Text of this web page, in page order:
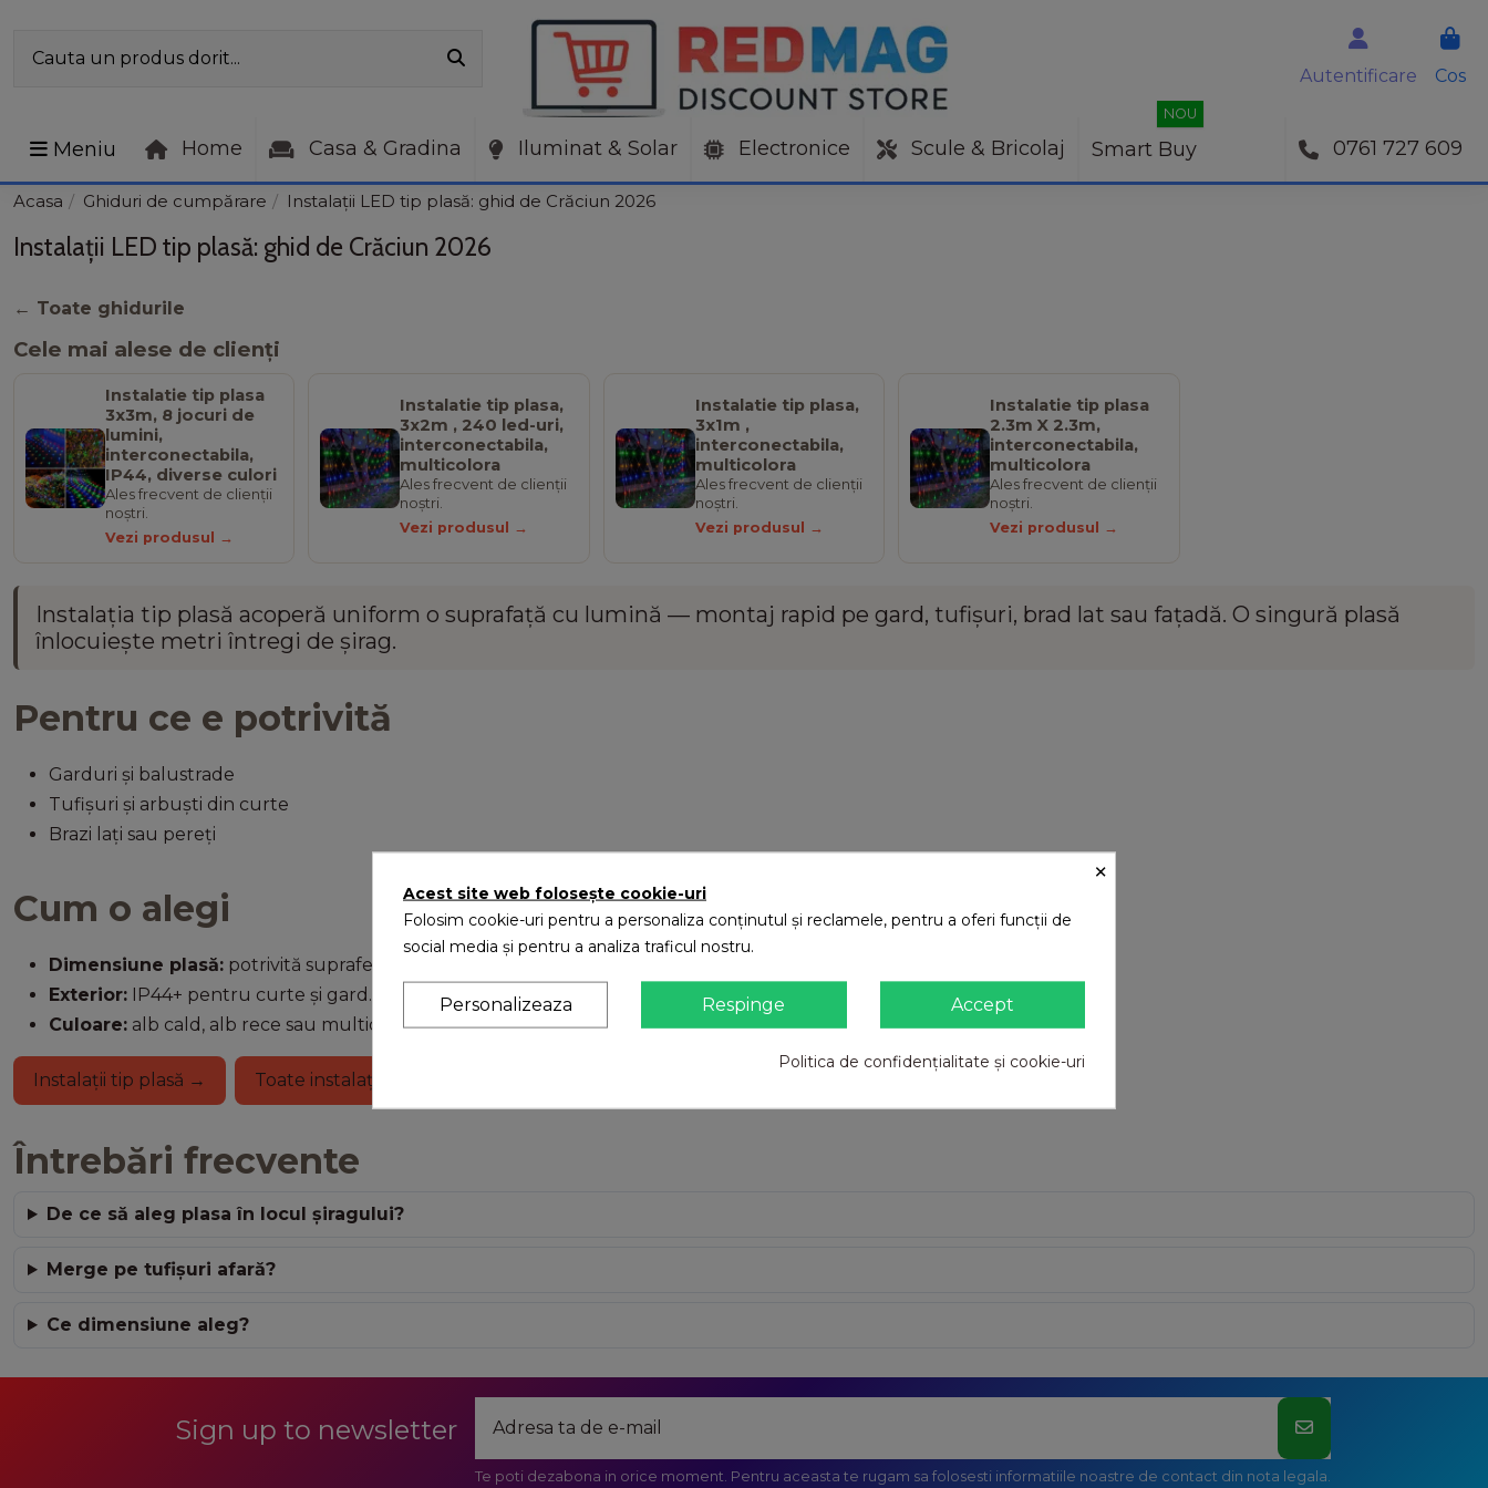
Autentificare Cos
Meniu Home Casa & Gradina Iluminat & Solar Electronice Scule & Bricolaj Smart Buy
NOU
0761 727 609
Acasa Ghiduri de cumpărare Instalații LED tip plasă: ghid de Crăciun 2026
Instalații LED tip plasă: ghid de Crăciun 2026
← Toate ghidurile
Cele mai alese de clienți
Instalatie tip plasa
3x3m, 8 jocuri de
lumini,
interconectabila,
IP44, diverse culori
Ales frecvent de clienții
noștri.
Vezi produsul →
Instalatie tip plasa,
3x2m , 240 led-uri,
interconectabila,
multicolora
Ales frecvent de clienții
noștri.
Vezi produsul →
Instalatie tip plasa,
3x1m ,
interconectabila,
multicolora
Ales frecvent de clienții
noștri.
Vezi produsul →
Instalatie tip plasa
2.3m X 2.3m,
interconectabila,
multicolora
Ales frecvent de clienții
noștri.
Vezi produsul →
Instalația tip plasă acoperă uniform o suprafață cu lumină — montaj rapid pe gard, tufișuri, brad lat sau fațadă. O singură plasă
înlocuiește metri întregi de șirag.
Pentru ce e potrivită
Garduri și balustrade
Tufișuri și arbuști din curte
Brazi lați sau pereți
Cum o alegi
Dimensiune plasă: potrivită suprafeței de acoperit.
Exterior: IP44+ pentru curte și gard.
Culoare: alb cald, alb rece sau multicolor.
Instalații tip plasă → Toate instalațiile LED →
Întrebări frecvente
De ce să aleg plasa în locul șiragului?
Merge pe tufișuri afară?
Ce dimensiune aleg?
Sign up to newsletter
Te poti dezabona in orice moment. Pentru aceasta te rugam sa folosesti informatiile noastre de contact din nota legala.
×
Acest site web folosește cookie-uri
Folosim cookie-uri pentru a personaliza conținutul și reclamele, pentru a oferi funcții de
social media și pentru a analiza traficul nostru.
Personalizeaza Respinge Accept
Politica de confidențialitate și cookie-uri